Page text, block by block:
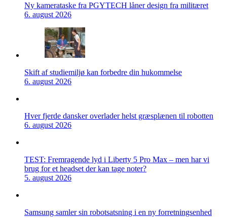
Ny kamerataske fra PGYTECH låner design fra militæret
6. august 2026
Skift af studiemiljø kan forbedre din hukommelse
6. august 2026
Hver fjerde dansker overlader helst græsplænen til robotten
6. august 2026
TEST: Fremragende lyd i Liberty 5 Pro Max – men har vi
brug for et headset der kan tage noter?
5. august 2026
Samsung samler sin robotsatsning i en ny forretningsenhed